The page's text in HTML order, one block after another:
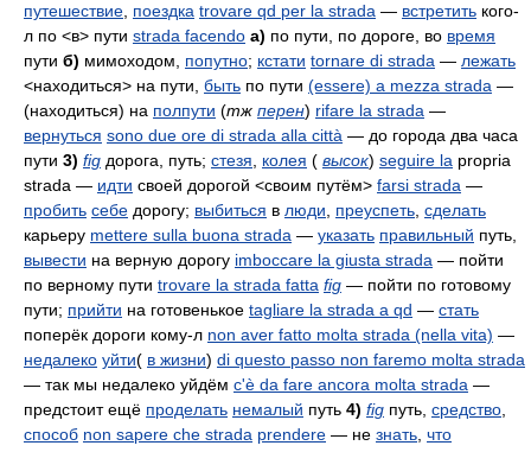
путешествие поездка trovare qd per la strada — встретить кого-
л по <в> пути strada facendo а) по пути, по дороге, во время
пути б) мимоходом, попутно; кстати tornare di strada — лежать
<находиться> на пути, быть по пути (essere) a mezza strada —
(находиться) на полпути (тж перен) rifare la strada —
вернуться sono due ore di strada alla città — до города два часа
пути 3) fig дорога, путь; стезя колея ( высок) seguire la propria
strada — идти своей дорогой <своим путём> farsi strada —
пробить себе дорогу; выбиться в люди преуспеть сделать
карьеру mettere sulla buona strada — указать правильный путь,
вывести на верную дорогу imboccare la giusta strada — пойти
по верному пути trovare la strada fatta fig — пойти по готовому
пути; прийти на готовенькое tagliare la strada a qd — стать
поперёк дороги кому-л non aver fatto molta strada (nella vita) —
недалеко уйти( в жизни) di questo passo non faremo molta strada
— так мы недалеко уйдём c'è da fare ancora molta strada —
предстоит ещё проделать немалый путь 4) fig путь, средство
способ non sapere che strada prendere — не знать что